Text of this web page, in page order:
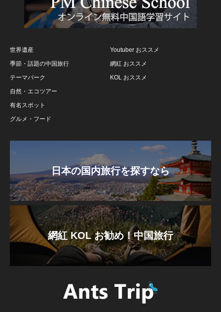
世界遺産
季節・話題の中国旅行
テーマパーク
自然・エコツアー
有名スポット
グルメ・フード
Youtuber おススメ
網紅 おススメ
KOL おススメ
日本の国内旅行を探すなら
網紅 KOL お勧め！中国旅行